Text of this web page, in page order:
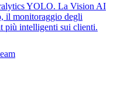
YOLO. La Vision AI
il monitoraggio degli
più intelligenti sui clienti.